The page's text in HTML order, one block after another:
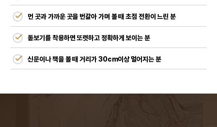
먼 곳과 가까운 곳을 번갈아 가며 볼 때 초점 전환이 느린 분
돋보기를 착용하면 또렷하고 정확하게 보이는 분
신문이나 책을 볼 때 거리가 30cm이상 멀어지는 분